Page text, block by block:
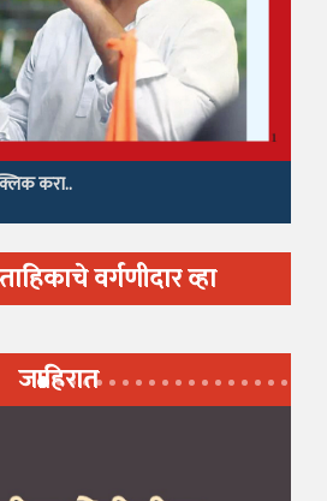
करा..
वर्गणीदार व्हा
जाहिरात